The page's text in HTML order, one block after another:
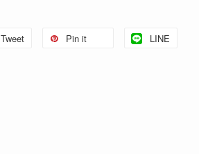
Tweet Pin it LINE